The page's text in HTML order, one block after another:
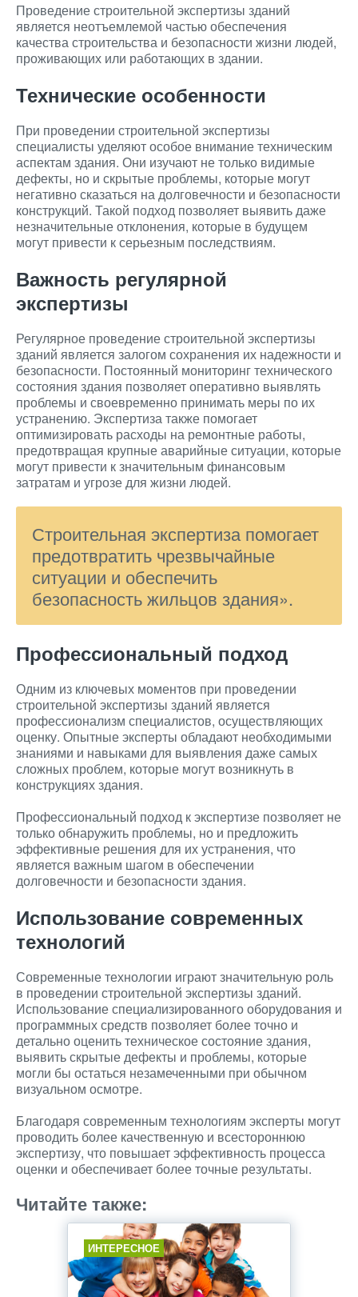
Проведение строительной экспертизы зданий
является неотъемлемой частью обеспечения
качества строительства и безопасности жизни людей,
проживающих или работающих в здании.
Технические особенности
При проведении строительной экспертизы
специалисты уделяют особое внимание техническим
аспектам здания. Они изучают не только видимые
дефекты, но и скрытые проблемы, которые могут
негативно сказаться на долговечности и безопасности
конструкций. Такой подход позволяет выявить даже
незначительные отклонения, которые в будущем
могут привести к серьезным последствиям.
Важность регулярной
экспертизы
Регулярное проведение строительной экспертизы
зданий является залогом сохранения их надежности и
безопасности. Постоянный мониторинг технического
состояния здания позволяет оперативно выявлять
проблемы и своевременно принимать меры по их
устранению. Экспертиза также помогает
оптимизировать расходы на ремонтные работы,
предотвращая крупные аварийные ситуации, которые
могут привести к значительным финансовым
затратам и угрозе для жизни людей.
Строительная экспертиза помогает
предотвратить чрезвычайные
ситуации и обеспечить
безопасность жильцов здания».
Профессиональный подход
Одним из ключевых моментов при проведении
строительной экспертизы зданий является
профессионализм специалистов, осуществляющих
оценку. Опытные эксперты обладают необходимыми
знаниями и навыками для выявления даже самых
сложных проблем, которые могут возникнуть в
конструкциях здания.
Профессиональный подход к экспертизе позволяет не
только обнаружить проблемы, но и предложить
эффективные решения для их устранения, что
является важным шагом в обеспечении
долговечности и безопасности здания.
Использование современных
технологий
Современные технологии играют значительную роль
в проведении строительной экспертизы зданий.
Использование специализированного оборудования и
программных средств позволяет более точно и
детально оценить техническое состояние здания,
выявить скрытые дефекты и проблемы, которые
могли бы остаться незамеченными при обычном
визуальном осмотре.
Благодаря современным технологиям эксперты могут
проводить более качественную и всестороннюю
экспертизу, что повышает эффективность процесса
оценки и обеспечивает более точные результаты.
Читайте также:
ИНТЕРЕСНОЕ